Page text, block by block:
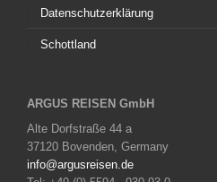
Datenschutzerklärung
Schottland
ARGUS REISEN GmbH
Alte Dorfstraße 44 a
37120 Bovenden, Germany
info@argusreisen.de